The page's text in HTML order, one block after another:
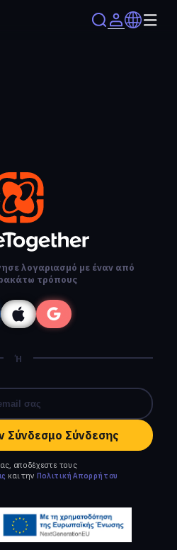
λογαριασμό με έναν από
τρόπους
Ή
Σύνδεσμο Σύνδεσης
αποδέχεστε τους
και την Πολιτική Απορρήτου